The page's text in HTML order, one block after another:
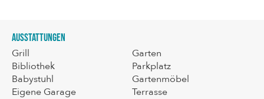
Ausstattungen
Grill
Bibliothek
Babystuhl
Eigene Garage
Garten
Parkplatz
Gartenmöbel
Terrasse